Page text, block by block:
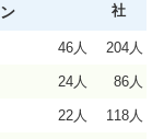
社
46人 204人
24人 86人
22人 118人